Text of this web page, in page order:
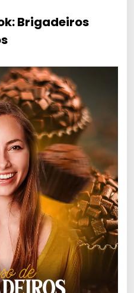
Brigadeiros